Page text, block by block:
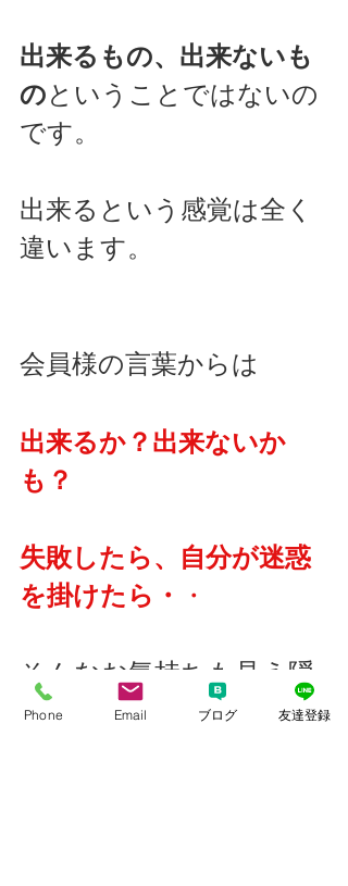
出来るもの、出来ないも
のということではないの
です。
出来るという感覚は全く
違います。
会員様の言葉からは
出来るか？出来ないか
も？
失敗したら、自分が迷惑
を掛けたら・ ・
そんなお気持ちも見え隠
れしますが・・・
Phone Email ブログ 友達登録